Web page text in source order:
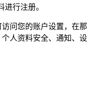
进行注册。
访问您的账户设置，在那
人资料安全、通知、设